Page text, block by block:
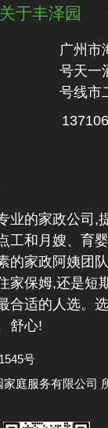
关于丰泽园
广州市
号天一
号线市
业的家政公司,
工和月嫂、育
的家政阿姨团
家保姆,还是短
合适的人选。
舒心!
号
庭服务有限公司